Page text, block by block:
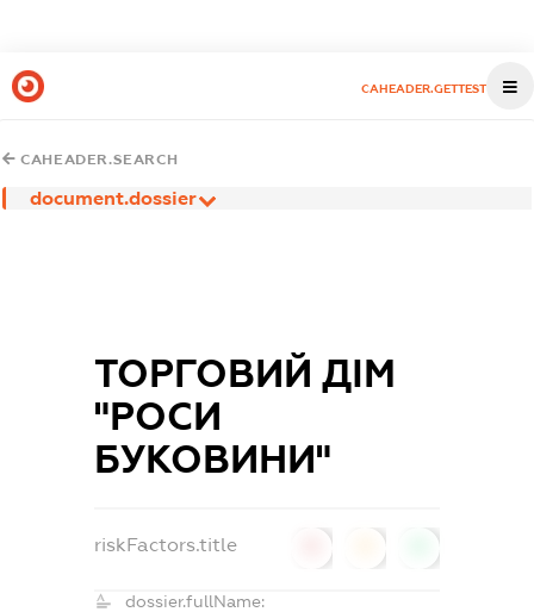
CAHEADER.GETTEST
CAHEADER.SEARCH
document.dossier
ТОРГОВИЙ ДІМ
"РОСИ
БУКОВИНИ"
riskFactors.title
dossier.fullName: